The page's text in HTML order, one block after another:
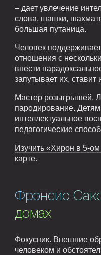
– дает увлечение
слова, шашки,
большая путаница.
Человек
отношения с
внести
запутывает их,
Мастер розыгрышей.
пародирование.
интеллектуальное
педагогические
Изучить «Хирон в 5-
карте.
Фрэнсис
домах
Фокусник. Внешние
человеком и